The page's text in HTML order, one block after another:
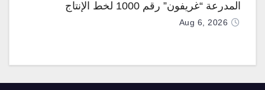
المدرعة “غريفون” رقم 1000 لخط الإنتاج
Aug 6, 2026